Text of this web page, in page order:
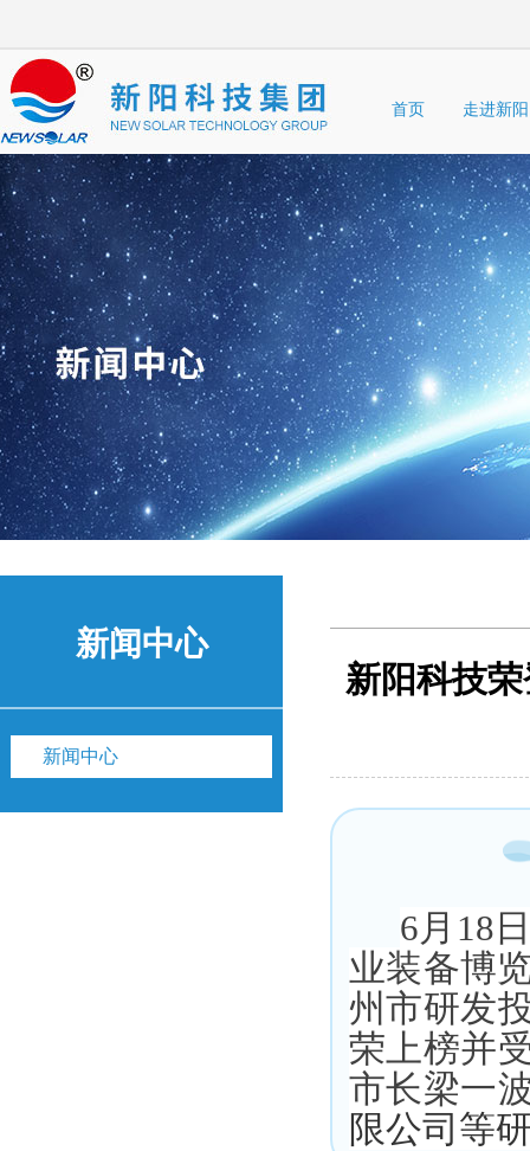
首页 走进新阳
新闻中心
新闻中心
新阳科技
6月18
业装备博
州市研发
荣 上榜并
市长梁一
限公司等